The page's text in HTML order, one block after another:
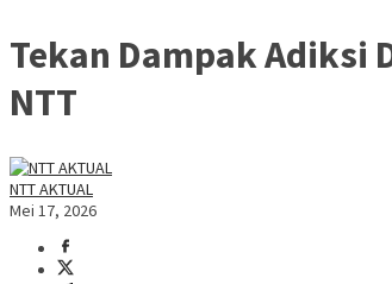
Tekan Dampak Adiksi
NTT
NTT AKTUAL
Mei 17, 2026